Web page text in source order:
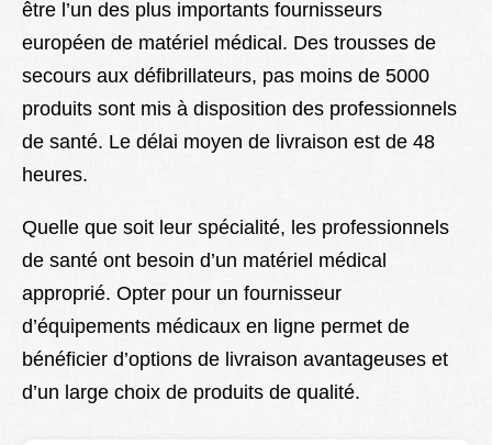
être l’un des plus importants fournisseurs
européen de matériel médical. Des trousses de
secours aux défibrillateurs, pas moins de 5000
produits sont mis à disposition des professionnels
de santé. Le délai moyen de livraison est de 48
heures.
Quelle que soit leur spécialité, les professionnels
de santé ont besoin d’un matériel médical
approprié. Opter pour un fournisseur
d’équipements médicaux en ligne permet de
bénéficier d’options de livraison avantageuses et
d’un large choix de produits de qualité.